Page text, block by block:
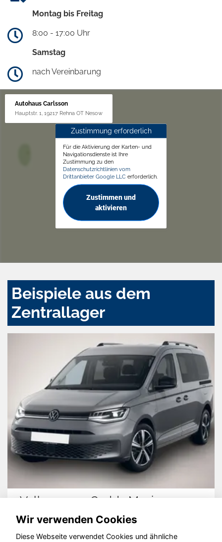
Montag bis Freitag
8:00 - 17:00 Uhr
Samstag
nach Vereinbarung
Autohaus Carlsson
Hauptstr. 1, 19217 Rehna OT Nesow
Zustimmung erforderlich
Für die Aktivierung der Karten- und
Navigationsdienste ist Ihre
Zustimmung zu den
Datenschutzrichtlinien vom
Drittanbieter Google LLC erforderlich.
Zustimmen und
aktivieren
Beispiele aus dem
Zentrallager
Volkswagen Caddy Maxi
Wir verwenden Cookies
Diese Webseite verwendet Cookies und ähnliche